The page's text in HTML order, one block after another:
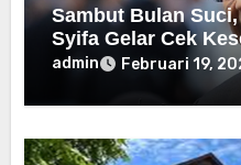
Sambut Bulan
Syifa Gelar Cek
admin Februari 19,